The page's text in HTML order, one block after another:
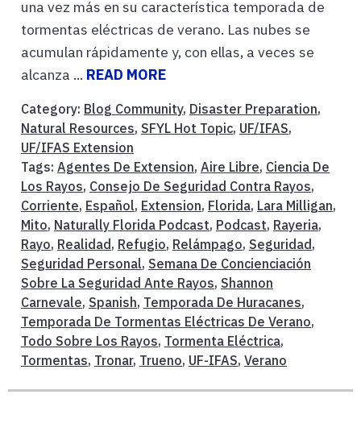
una vez más en su característica temporada de
tormentas eléctricas de verano. Las nubes se
acumulan rápidamente y, con ellas, a veces se
alcanza ... READ MORE
Category: Blog Community, Disaster Preparation,
Natural Resources, SFYL Hot Topic, UF/IFAS,
UF/IFAS Extension
Tags: Agentes De Extension, Aire Libre, Ciencia De
Los Rayos, Consejo De Seguridad Contra Rayos,
Corriente, Español, Extension, Florida, Lara Milligan,
Mito, Naturally Florida Podcast, Podcast, Rayeria,
Rayo, Realidad , Refugio, Relámpago, Seguridad ,
Seguridad Personal, Semana De Concienciación
Sobre La Seguridad Ante Rayos, Shannon
Carnevale, Spanish, Temporada De Huracanes,
Temporada De Tormentas Eléctricas De Verano,
Todo Sobre Los Rayos, Tormenta Eléctrica,
Tormentas, Tronar, Trueno, UF-IFAS, Verano